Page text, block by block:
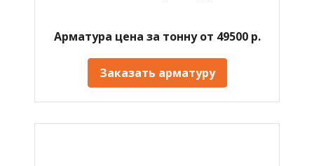
Арматура цена за тонну от 49500 р.
Заказать арматуру